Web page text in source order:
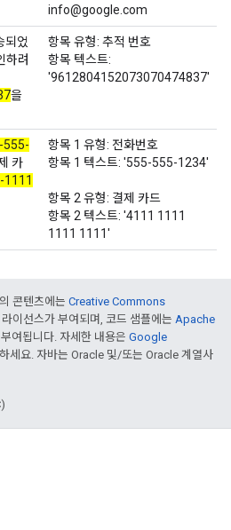
info@google.com
되었
하려
을
항목 유형: 추적 번호
항목 텍스트:
'9612804152073070474837'
555-
카
항목 1 유형: 전화번호
항목 1 텍스트: '555-555-1234'
항목 2 유형: 결제 카드
항목 2 텍스트: '4111 1111
1111 1111'
콘텐츠에는 Creative Commons
이선스가 부여되며, 코드 샘플에는 Apache
여됩니다. 자세한 내용은 Google
세요. 자바는 Oracle 및/또는 Oracle 계열사